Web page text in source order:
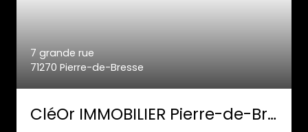
7 grande rue
71270 Pierre-de-Bresse
CléOr IMMOBILIER Pierre-de-Bresse